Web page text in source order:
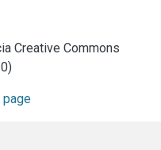
Creative Commons